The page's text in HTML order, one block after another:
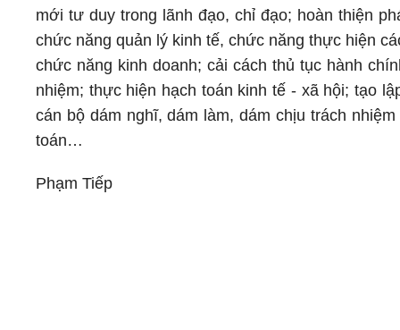
mới tư duy trong lãnh đạo, chỉ đạo; hoàn thiện
chức năng quản lý kinh tế, chức năng thực hiện
chức năng kinh doanh; cải cách thủ tục hành
nhiệm; thực hiện hạch toán kinh tế - xã hội; tạo
cán bộ dám nghĩ, dám làm, dám chịu trách
toán…
Phạm Tiếp